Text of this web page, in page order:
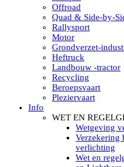
Led
Led
Combinatie
Led
Led
Led
Led
Led
Led
Led
Led
Led
Led
LED
LED’s work
LED’s work
Offroad
Quad & Side-by-
Rallysport
Motor
Grondverzet-
Heftruck
Landbouw -tractor
Recycling
Beroepsvaart
Pleziervaart
Info
WET EN
Wetgeving
Verzekering
verlichting
Wet en